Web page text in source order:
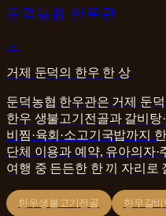
둔덕농협 한우관
→
거제 둔덕의 한우 한 상
둔덕농협 한우관은 거제 둔
한우 생불고기전골과 갈비
비찜·육회·소고기국밥까지
단체 이용과 예약, 유아의자·
여행 중 든든한 한 끼 자리로
한우생불고기전골 한우갈비